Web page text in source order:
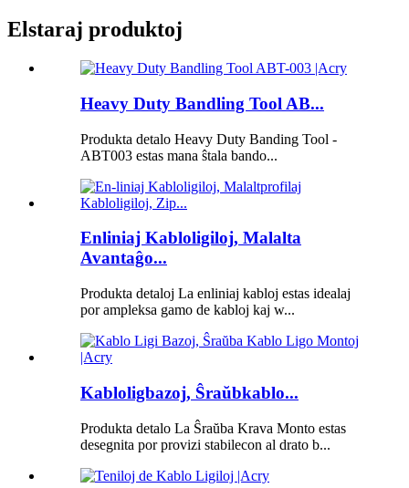
Elstaraj produktoj
Heavy Duty Bandling Tool AB...
Produkta detalo Heavy Duty Banding Tool -
ABT003 estas mana ŝtala bando...
Enliniaj Kabloligiloj, Malalta
Avantaĝo...
Produkta detaloj La enliniaj kabloj estas idealaj
por ampleksa gamo de kabloj kaj w...
Kabloligbazoj, Ŝraŭbkablo...
Produkta detalo La Ŝraŭba Krava Monto estas
desegnita por provizi stabilecon al drato b...